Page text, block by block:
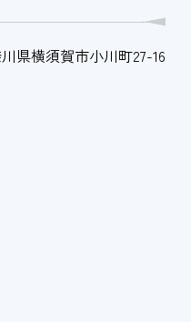
県横須賀市小川町27-16